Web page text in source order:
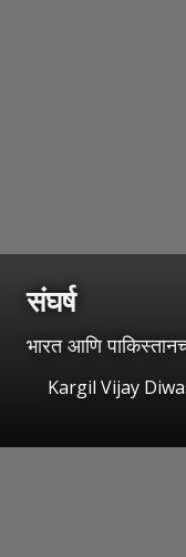
संघर्ष
भारत आणि
Kargil Vijay